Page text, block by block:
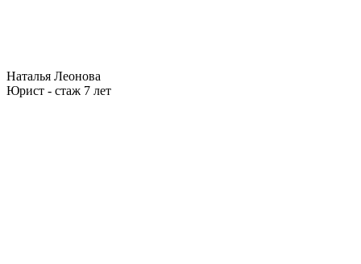
Наталья Леонова
Юрист - стаж 7 лет